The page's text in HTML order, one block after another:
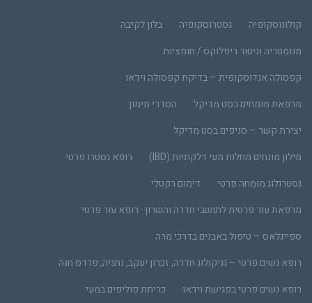
קולונוסקופיה גסטרוסקופיה
בלון לקיבה
מנומטריה וניטור ריפלוקס / חומציות
קפסולה אנדוסקופית – בדיקת קפסולה וידאו
מרפאת מומחים בסט מדיקל
הסדרי מימון
יצירת קשר – סניפים בסט מדיקל
מילון מונחים מחלות מעי דלקתיות (IBD)
רופא גסטרו פרטי
גסטרולוג מומחה פרטי
דימום רקטלי
מרפאת עור פרטית לתושבי חדרה והשרון · רופא עור פרטי
ספייגלאס – טיפול באבנים בדרכי מרה
רופא נשים פרטי – גניקולוג חדרה, זכרון יעקב, נתניה, פרדס חנה
רופא נשים פרטי בפגישת וידאו
כריתת פוליפים במעי